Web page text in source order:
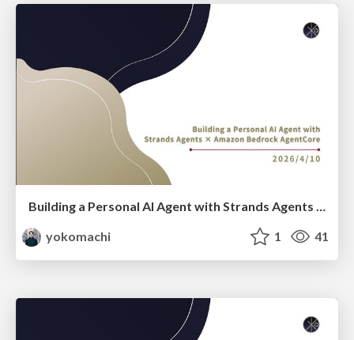
Building a Personal AI Agent with Strands Agents × Amazon Bedrock AgentCore
yokomachi
1 41